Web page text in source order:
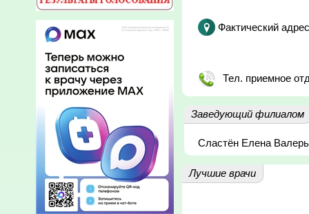
Фактический
Тел. приемное
Заведующий филиалом
Сластён Елена
Лучшие врачи